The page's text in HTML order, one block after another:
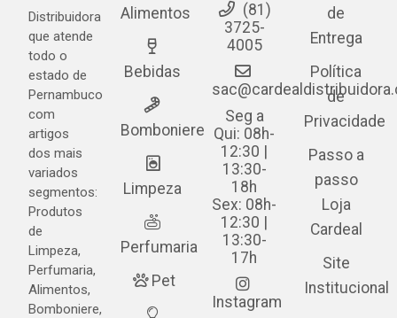
Distribuidora
que atende
todo o
estado de
Pernambuco
com
artigos
dos mais
variados
segmentos:
Produtos
de
Limpeza,
Perfumaria,
Alimentos,
Bomboniere,
Alimentos
Bebidas
Bomboniere
Limpeza
Perfumaria
Pet
(81)
3725-
4005
Seg a
Qui: 08h-
12:30 |
13:30-
18h
Sex: 08h-
12:30 |
13:30-
17h
Instagram
de
Entrega
Política
de
Privacidade
Passo a
passo
Loja
Cardeal
Site
Institucional